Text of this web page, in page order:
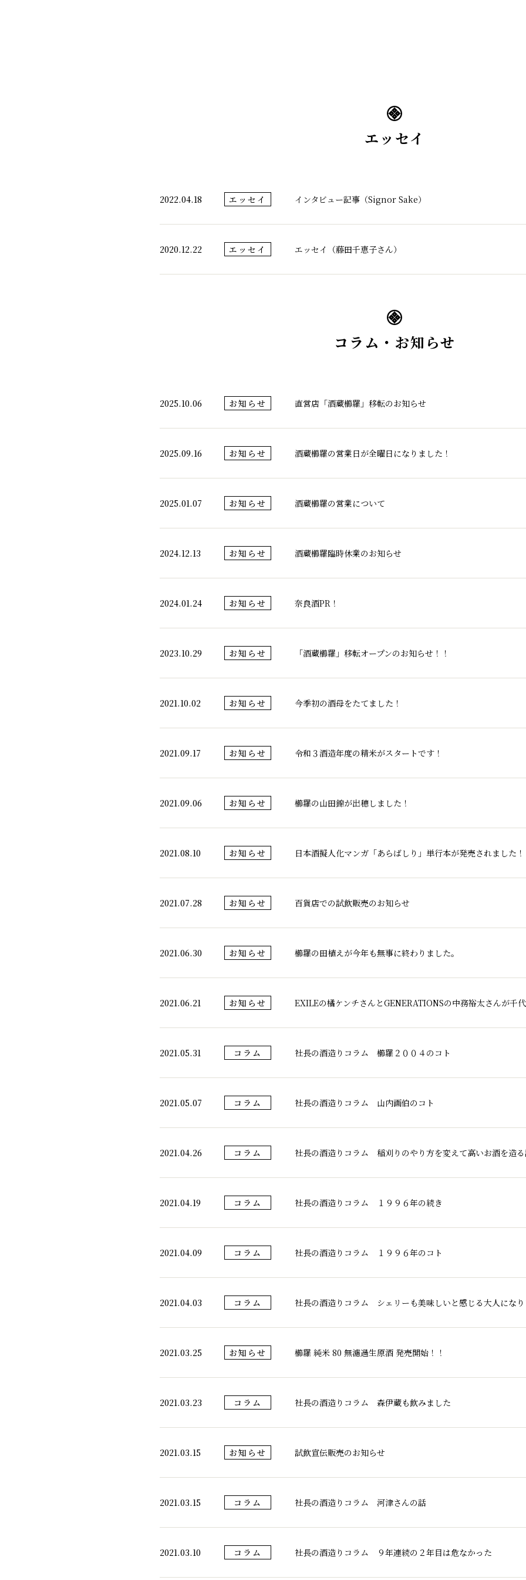
千代酒造トップ
蔵のこだわり
櫛羅
コラム・お知ら
お問い合わせ
エッセイ
2022.04.18 エッセイ インタビュー記事（Signor Sake）
2020.12.22 エッセイ エッセイ（藤田千恵子さん）
コラム・お知らせ
2025.10.06 お知らせ 直営店「酒蔵櫛羅」移転のお知らせ
2025.09.16 お知らせ 酒蔵櫛羅の営業日が全曜日になりました！
2025.01.07 お知らせ 酒蔵櫛羅の営業について
2024.12.13 お知らせ 酒蔵櫛羅臨時休業のお知らせ
2024.01.24 お知らせ 奈良酒PR！
2023.10.29 お知らせ 「酒蔵櫛羅」移転オープンのお知らせ！！
2021.10.02 お知らせ 今季初の酒母をたてました！
2021.09.17 お知らせ 令和３酒造年度の精米がスタートです！
2021.09.06 お知らせ 櫛羅の山田錦が出穂しました！
2021.08.10 お知らせ 日本酒擬人化マンガ「あらばしり」単行本が発売されました！
2021.07.28 お知らせ 百貨店での試飲販売のお知らせ
2021.06.30 お知らせ 櫛羅の田植えが今年も無事に終わりました。
2021.06.21 お知らせ EXILEの橘ケンチさんとGENERATIONSの中務裕太さんが千
2021.05.31 コラム 社長の酒造りコラム 櫛羅２００４のコト
2021.05.07 コラム 社長の酒造りコラム 山内画伯のコト
2021.04.26 コラム 社長の酒造りコラム 稲刈りのやり方を変えて高いお酒を造
2021.04.19 コラム 社長の酒造りコラム １９９６年の続き
2021.04.09 コラム 社長の酒造りコラム １９９６年のコト
2021.04.03 コラム 社長の酒造りコラム シェリーも美味しいと感じる大人にな
2021.03.25 お知らせ 櫛羅 純米 80 無濾過生原酒 発売開始！！
2021.03.23 コラム 社長の酒造りコラム 森伊蔵も飲みました
2021.03.15 お知らせ 試飲宣伝販売のお知らせ
2021.03.15 コラム 社長の酒造りコラム 河津さんの話
2021.03.10 コラム 社長の酒造りコラム ９年連続の２年目は危なかった